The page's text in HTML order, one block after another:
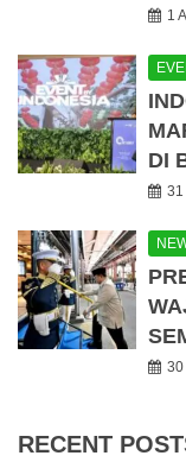
1
DI
31
30
RECENT